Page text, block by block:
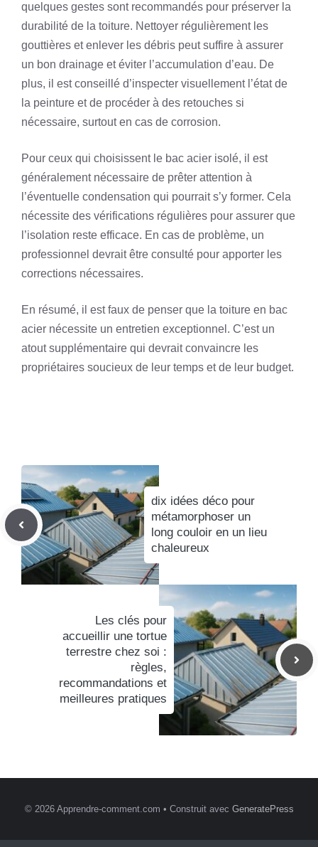
quelques gestes sont recommandés pour préserver la
durabilité de la toiture. Nettoyer régulièrement les
gouttières et enlever les débris peut suffire à assurer
un bon drainage et éviter l’accumulation d’eau. De
plus, il est conseillé d’inspecter visuellement l’état de
la peinture et de procéder à des retouches si
nécessaire, surtout en cas de corrosion.
Pour ceux qui choisissent le bac acier isolé, il est
généralement nécessaire de prêter attention à
l’éventuelle condensation qui pourrait s’y former. Cela
nécessite des vérifications régulières pour assurer que
l’isolation reste efficace. En cas de problème, un
professionnel devrait être consulté pour apporter les
corrections nécessaires.
En résumé, il est faux de penser que la toiture en bac
acier nécessite un entretien exceptionnel. C’est un
atout supplémentaire qui devrait convaincre les
propriétaires soucieux de leur temps et de leur budget.
dix idées déco pour
métamorphoser un
long couloir en un lieu
chaleureux
Les clés pour
accueillir une tortue
terrestre chez soi :
règles,
recommandations et
meilleures pratiques
© 2026 Apprendre-comment.com • Construit avec GeneratePress